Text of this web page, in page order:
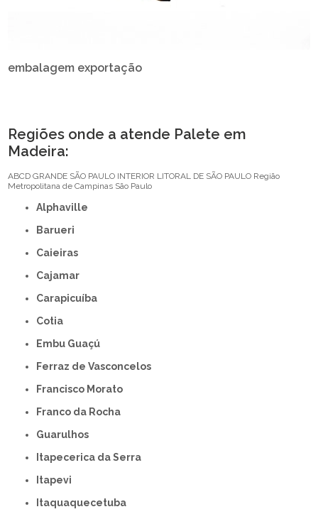
embalagem exportação
Regiões onde a atende Palete em
Madeira:
ABCD GRANDE SÃO PAULO INTERIOR LITORAL DE SÃO PAULO Região
Metropolitana de Campinas São Paulo
Alphaville
Barueri
Caieiras
Cajamar
Carapicuíba
Cotia
Embu Guaçú
Ferraz de Vasconcelos
Francisco Morato
Franco da Rocha
Guarulhos
Itapecerica da Serra
Itapevi
Itaquaquecetuba